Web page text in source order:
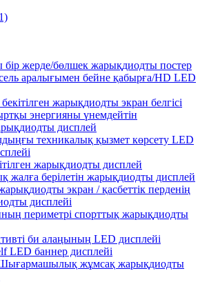
бір жерде/бөлшек жарықдиодты постер
аралығымен бейне қабырға/HD LED
жарықдиодты экран белгісі
энергияны үнемдейтін
дисплей
техникалық қызмет көрсету LED
жарықдиодты дисплей
жалға берілетін жарықдиодты дисплей
экран / қасбеттік перденің
дисплейі
периметрі спорттық жарықдиодты
би алаңының LED дисплейі
LED баннер дисплейі
жұмсақ жарықдиодты